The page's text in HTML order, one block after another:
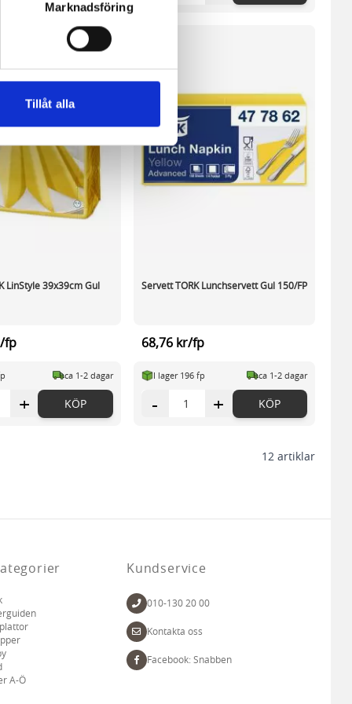
och besöker sidan delar
information från din enhet
kombinera informationen
tjänster.
Marknadsföring
Tillåt alla
LinStyle 39x39cm Gul
fp
ca 1-2 dagar
+ KÖP
Servett TORK Lunchservett Gul 150/FP
68,76 kr/fp
I lager 196 fp ca 1-2 dagar
- + KÖP
12 artiklar
A-Ö
Kundservice
010-130 20 00
Kontakta oss
Facebook: Snabben